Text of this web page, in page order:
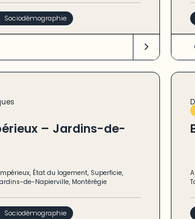
Sociodémographie
– Jardins-de-
, État du logement, Superficie,
de-Napierville, Montérégie
Sociodémographie